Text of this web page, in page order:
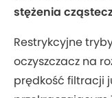
stężenia
Restrykcyjne
oczyszczacz na
prędkość filtracji